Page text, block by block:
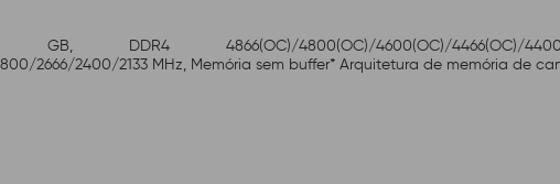
4800(OC)/4600(OC)/4466(OC)/4400(OC)/
2666/2400/2133 MHz, Memória sem buffer* Arquitetura de memória de